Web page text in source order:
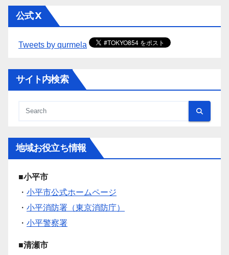
公式 X
Tweets by qurmela
サイト内検索
地域お役立ち情報
■小平市
・ 小平市公式ホームページ
・ 小平消防署（東京消防庁）
・ 小平警察署
■清瀬市